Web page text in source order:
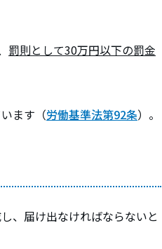
罰則として30万円以下の罰金
ます（労働基準法第92条）。
、届け出なければならないと